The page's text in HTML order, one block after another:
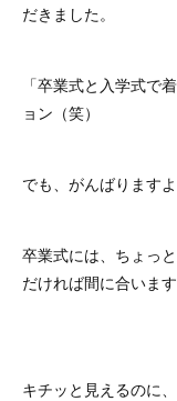
だきました。
「卒業式と入学式で
ョン（笑）
でも、がんばります
卒業式には、ちょっ
だければ間に合います
キチッと見えるのに